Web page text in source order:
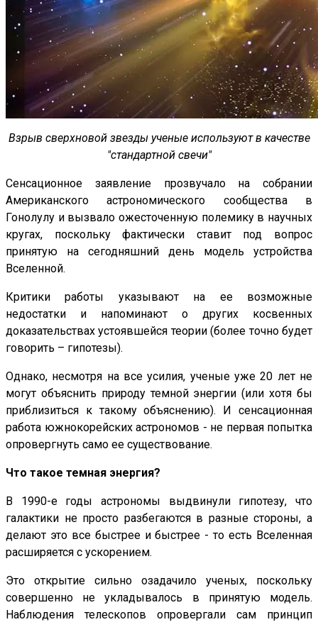
Взрыв сверхновой звезды ученые используют в качестве
"стандартной свечи"
Сенсационное заявление прозвучало на собрании
Американского астрономического сообщества в
Гонолулу и вызвало ожесточенную полемику в научных
кругах, поскольку фактически ставит под вопрос
принятую на сегодняшний день модель устройства
Вселенной.
Критики работы указывают на ее возможные
недостатки и напоминают о других косвенных
доказательствах устоявшейся теории (более точно будет
говорить – гипотезы).
Однако, несмотря на все усилия, ученые уже 20 лет не
могут объяснить природу темной энергии (или хотя бы
приблизиться к такому объяснению). И сенсационная
работа южнокорейских астрономов - не первая попытка
опровергнуть само ее существование.
Что такое темная энергия?
В 1990-е годы астрономы выдвинули гипотезу, что
галактики не просто разбегаются в разные стороны, а
делают это все быстрее и быстрее - то есть Вселенная
расширяется с ускорением.
Это открытие сильно озадачило ученых, поскольку
совершенно не укладывалось в принятую модель.
Наблюдения телескопов опровергали сам принцип